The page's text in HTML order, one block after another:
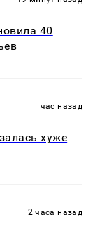
40
час назад
хуже
2 часа назад